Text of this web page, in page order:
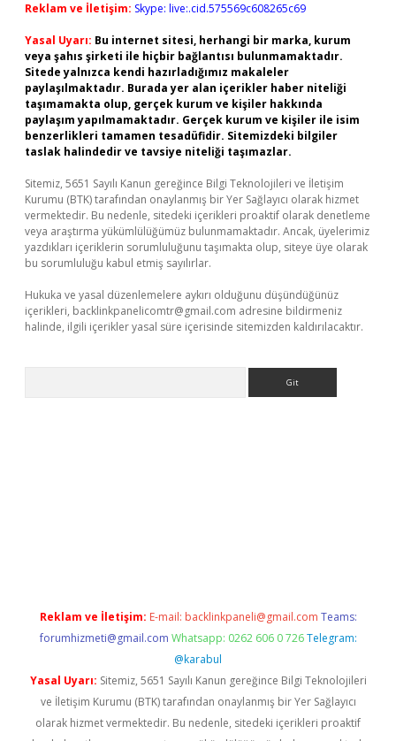
Reklam ve İletişim: Skype: live:.cid.575569c608265c69
Yasal Uyarı: Bu internet sitesi, herhangi bir marka, kurum
veya şahıs şirketi ile hiçbir bağlantısı bulunmamaktadır.
Sitede yalnızca kendi hazırladığımız makaleler
paylaşılmaktadır. Burada yer alan içerikler haber niteliği
taşımamakta olup, gerçek kurum ve kişiler hakkında
paylaşım yapılmamaktadır. Gerçek kurum ve kişiler ile isim
benzerlikleri tamamen tesadüfidir. Sitemizdeki bilgiler
taslak halindedir ve tavsiye niteliği taşımazlar.
Sitemiz, 5651 Sayılı Kanun gereğince Bilgi Teknolojileri ve İletişim
Kurumu (BTK) tarafından onaylanmış bir Yer Sağlayıcı olarak hizmet
vermektedir. Bu nedenle, sitedeki içerikleri proaktif olarak denetleme
veya araştırma yükümlülüğümüz bulunmamaktadır. Ancak, üyelerimiz
yazdıkları içeriklerin sorumluluğunu taşımakta olup, siteye üye olarak
bu sorumluluğu kabul etmiş sayılırlar.
Hukuka ve yasal düzenlemelere aykırı olduğunu düşündüğünüz
içerikleri, backlinkpanelicomtr@gmail.com adresine bildirmeniz
halinde, ilgili içerikler yasal süre içerisinde sitemizden kaldırılacaktır.
Reklam ve İletişim: E-mail: backlinkpaneli@gmail.com Teams:
forumhizmeti@gmail.com Whatsapp: 0262 606 0 726 Telegram:
@karabul
Yasal Uyarı: Sitemiz, 5651 Sayılı Kanun gereğince Bilgi Teknolojileri
ve İletişim Kurumu (BTK) tarafından onaylanmış bir Yer Sağlayıcı
olarak hizmet vermektedir. Bu nedenle, sitedeki içerikleri proaktif